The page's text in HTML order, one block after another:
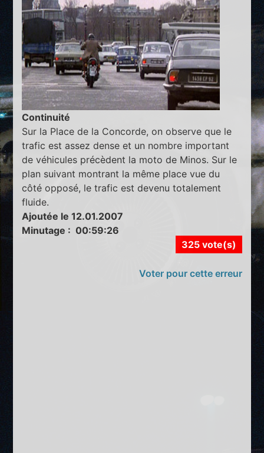
Continuité
Sur la Place de la Concorde, on observe que le
trafic est assez dense et un nombre important
de véhicules précèdent la moto de Minos. Sur le
plan suivant montrant la même place vue du
côté opposé, le trafic est devenu totalement
fluide.
Ajoutée le 12.01.2007
Minutage : 00:59:26
325 vote(s)
Voter pour cette erreur